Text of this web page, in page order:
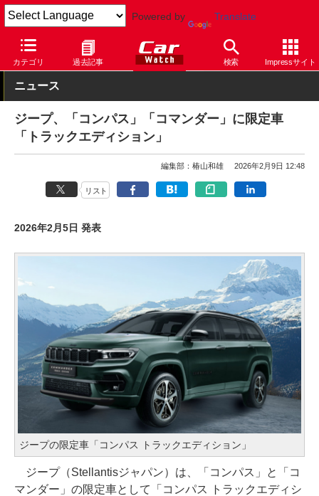
Powered by Translate
カテゴリ 過去記事 検索 Impressサイト
Car Watch 自動車 ジープ コンパス
ニュース
ジープ、「コンパス」「コマンダー」に限定車
「トラックエディション」
編集部：椿山和雄 2026年2月9日 12:48
リスト
2026年2月5日 発表
ジープの限定車「コンパス トラックエディション」
ジープ（Stellantisジャパン）は、「コンパス」と「コ
マンダー」の限定車として「コンパス トラックエディシ